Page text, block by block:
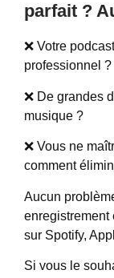
parfait ?
❌ Votre
professionnel ?
❌ De grandes
musique ?
❌ Vous ne
comment
Aucun
enregistrement
sur Spotify,
Si vous le